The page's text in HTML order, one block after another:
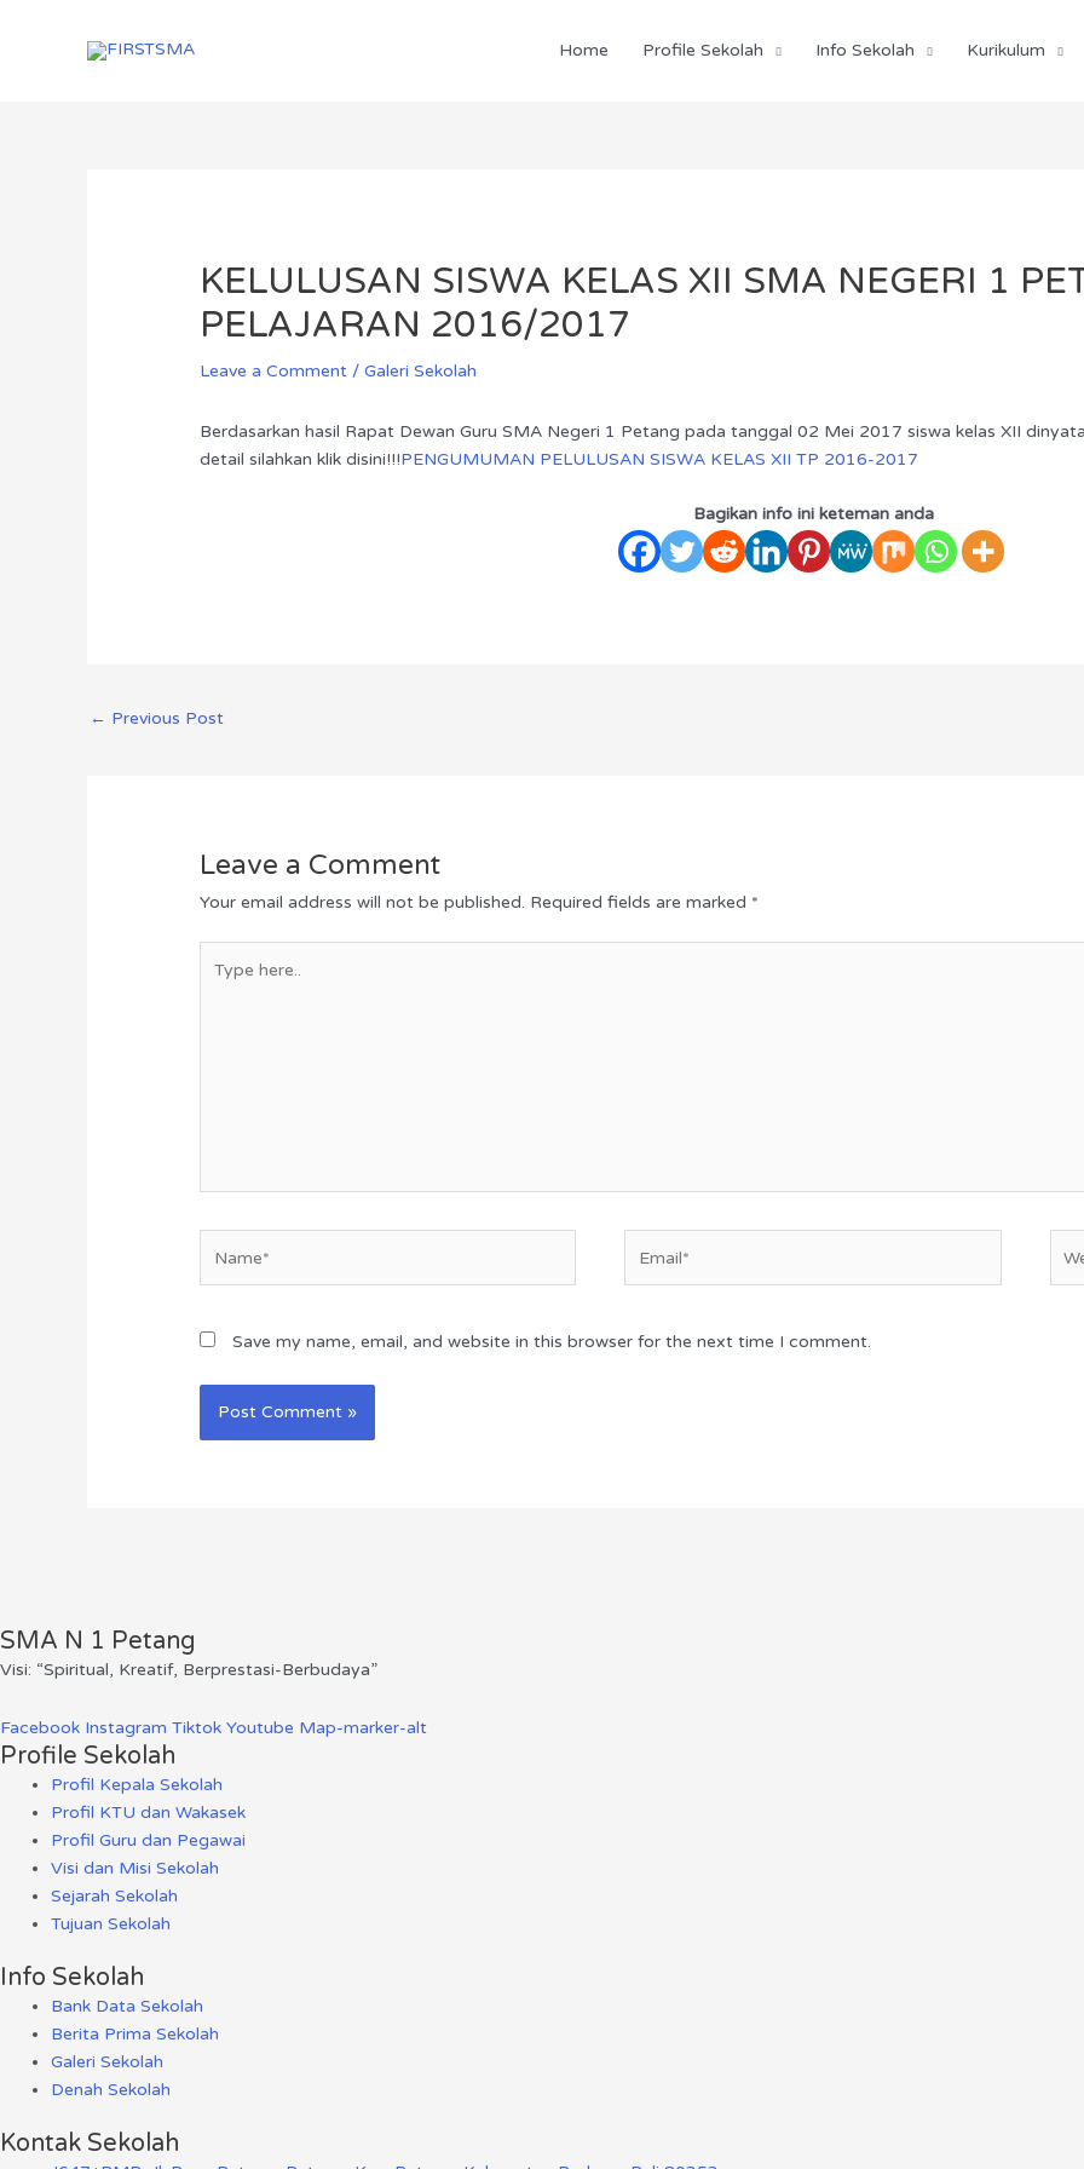
Home Profile Sekolah Info Sekolah Kurikulum
KELULUSAN SISWA KELAS XII SMA NEGERI 1
PELAJARAN 2016/2017
Leave a Comment /Galeri Sekolah
Berdasarkan hasil Rapat Dewan Guru SMA Negeri 1 Petang pada tanggal 02 Mei 2017 siswa kelas XII
detail silahkan klik disini!!!PENGUMUMAN PELULUSAN SISWA KELAS XII TP 2016-2017
Bagikan info ini keteman anda
← Previous Post
Leave a Comment
Your email address will not be published. Required fields are marked *
here..
Save my name, email, and website in this browser for the next time I comment.
SMA N 1 Petang
Visi: “Spiritual, Kreatif, Berprestasi-Berbudaya”
Facebook Instagram Tiktok Youtube Map-marker-alt
Profile Sekolah
Profil Kepala Sekolah
Profil KTU dan Wakasek
Profil Guru dan Pegawai
Visi dan Misi Sekolah
Sejarah Sekolah
Tujuan Sekolah
Info Sekolah
Bank Data Sekolah
Berita Prima Sekolah
Galeri Sekolah
Denah Sekolah
Kontak Sekolah